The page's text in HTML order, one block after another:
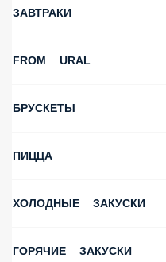
ЗАВТРАКИ
FROM URAL
БРУСКЕТЫ
ПИЦЦА
ХОЛОДНЫЕ ЗАКУСКИ
ГОРЯЧИЕ ЗАКУСКИ